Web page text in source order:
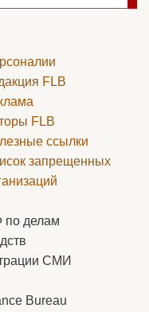
FLB
FLB
ссылки
запрещенных
по делам
СМИ
Bureau